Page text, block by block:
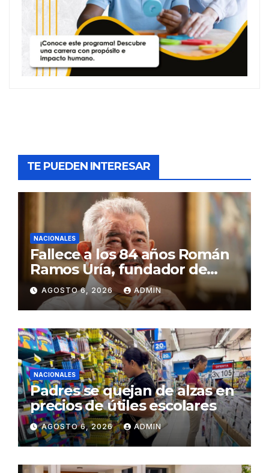
TE PUEDEN INTERESAR
NACIONALES
Fallece a los 84 años Román
Ramos Uría, fundador de
Grupo Ramos
AGOSTO 6, 2026 ADMIN
NACIONALES
Padres se quejan de alzas en
precios de útiles escolares
AGOSTO 6, 2026 ADMIN